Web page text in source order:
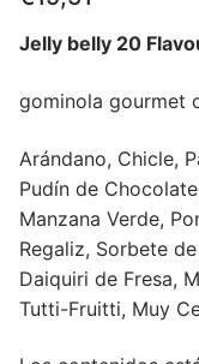
Jelly belly 20
gominola gourmet
Arándano, Chicle,
Pudín de
Manzana Verde,
Regaliz, Sorbete
Daiquiri de Fresa,
Tutti-Fruitti, Muy